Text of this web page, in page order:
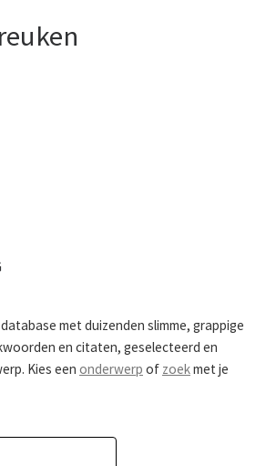
met duizenden slimme, grappige
en citaten, geselecteerd en
Kies een onderwerp of zoekmet je